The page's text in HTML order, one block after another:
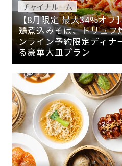
チャイナルーム
【8月限定 最大34%オ
鶏煮込みそば、トリュフ
ンライン予約限定ディナ
る豪華大皿プラン